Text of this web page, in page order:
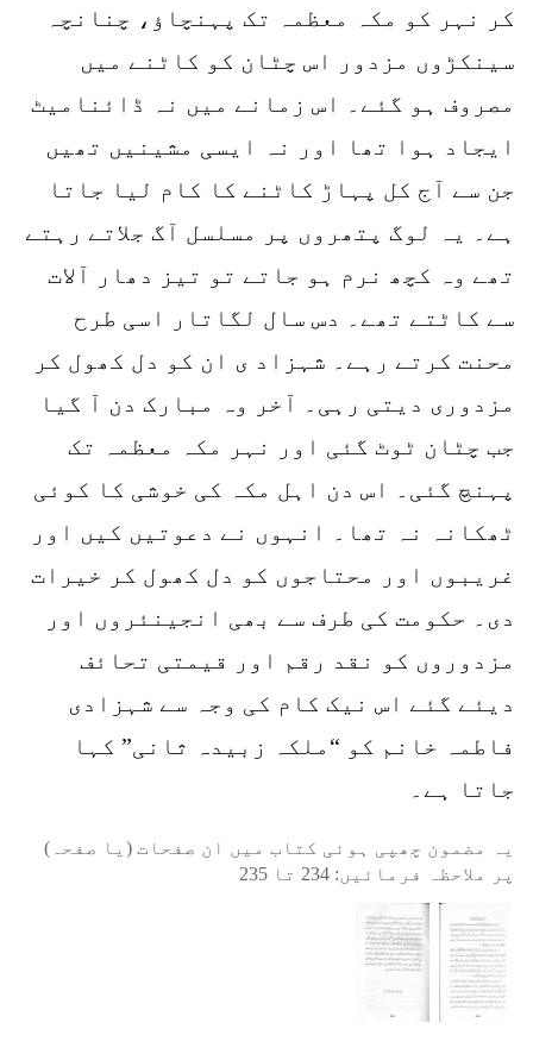
کر نہر کو مکہ معظمہ تک پہنچاؤ، چنانچہ
سینکڑوں مزدور اس چٹان کو کاٹنے میں
مصروف ہو گئے۔ اس زمانے میں نہ ڈائنامیٹ
ایجاد ہوا تھا اور نہ ایسی مشینیں تھیں
جن سے آج کل پہاڑ کاٹنے کا کام لیا جاتا
ہے۔ یہ لوگ پتھروں پر مسلسل آگ جلاتے رہتے
تھے وہ کچھ نرم ہو جاتے تو تیز دھار آلات
سے کاٹتے تھے۔ دس سال لگاتار اسی طرح
محنت کرتے رہے۔ شہزاد ی ان کو دل کھول کر
مزدوری دیتی رہی۔ آخر وہ مبارک دن آ گیا
جب چٹان ٹوٹ گئی اور نہر مکہ معظمہ تک
پہنچ گئی۔ اس دن اہل مکہ کی خوشی کا کوئی
ٹھکانہ نہ تھا۔ انہوں نے دعوتیں کیں اور
غریبوں اور محتاجوں کو دل کھول کر خیرات
دی۔ حکومت کی طرف سے بھی انجینئروں اور
مزدوروں کو نقد رقم اور قیمتی تحائف
دیئے گئے اس نیک کام کی وجہ سے شہزادی
فاطمہ خانم کو “ملکہ زبیدہ ثانی” کہا
جاتا ہے۔
یہ مضمون چھپی ہوئی کتاب میں ان صفحات (یا صفحہ)
پر ملاحظہ فرمائیں: 234 تا 235